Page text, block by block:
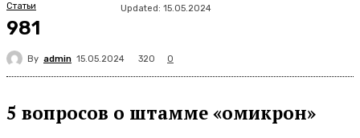
Статьи Updated: 15.05.2024
981
By admin 15.05.2024 320 0
5 вопросов о штамме «омикрон»